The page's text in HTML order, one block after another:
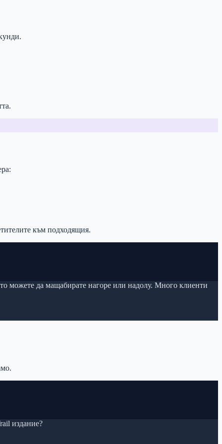
към подходящия.
можете да мащабирате нагоре или надолу. Много клиенти
издание?